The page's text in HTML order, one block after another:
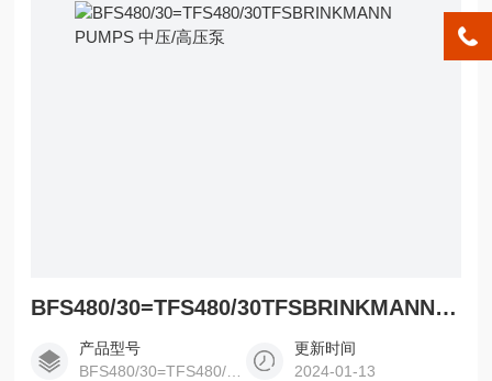
BFS480/30=TFS480/30TFSBRINKMANN PUMPS 中压/高压泵
产品型号
更新时间
2024-01-13